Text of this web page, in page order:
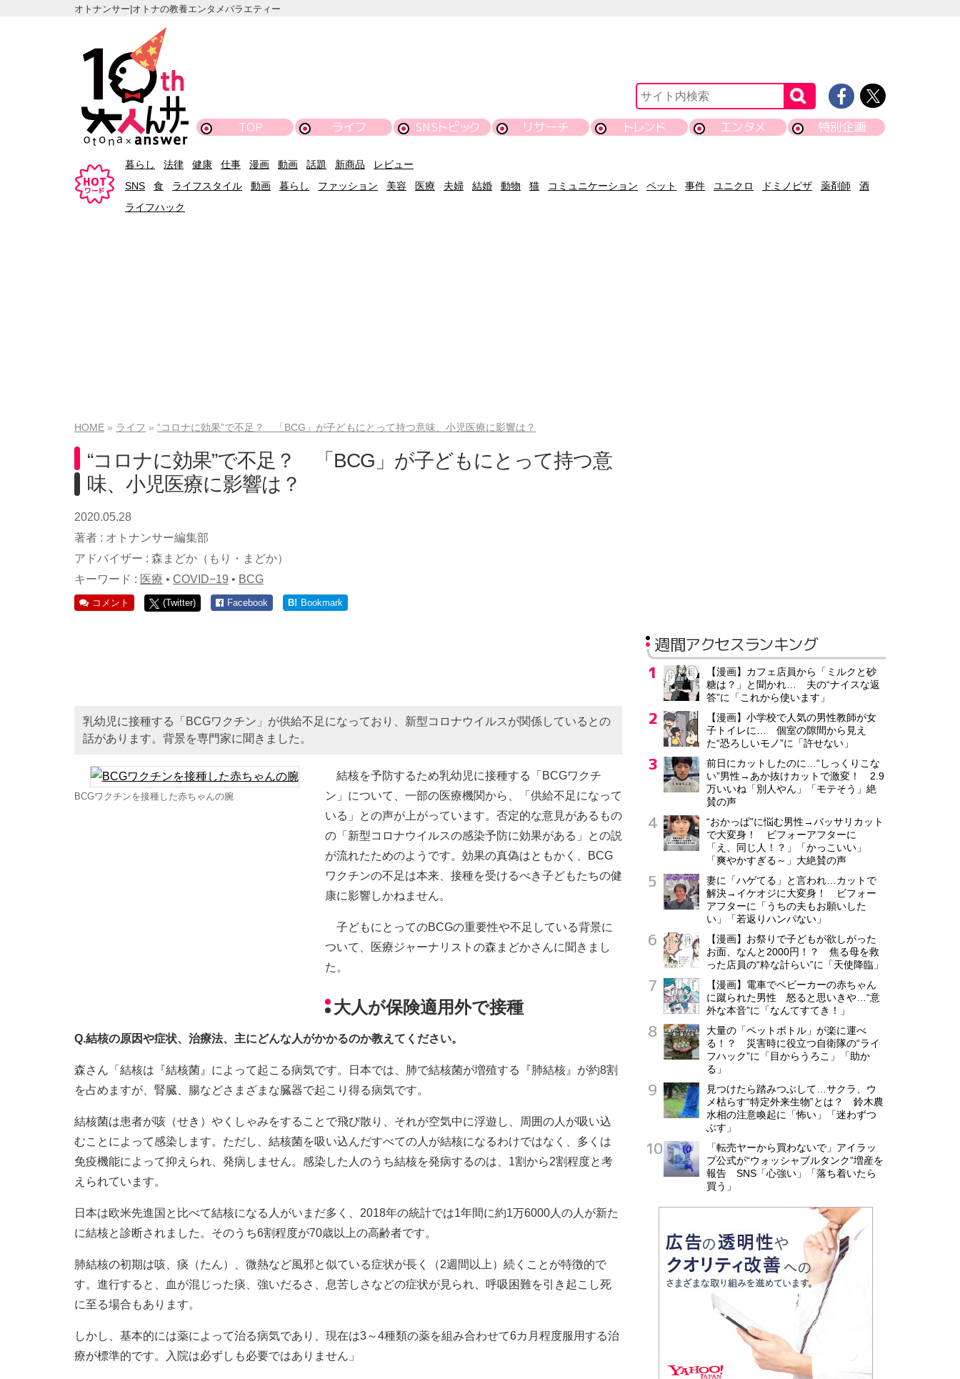
オトナンサー|オトナの教養エンタメバラエティー
TOP ライフ SNSトピック リサーチ トレンド エンタメ 特別企画
暮らし 法律 健康 仕事 漫画 動画 話題 新商品
レビュー
SNS
食 ライフスタイル 動画 暮らし ファッション 美容 医療 夫婦 結婚 動物 猫 コミュニケーション ペット 事件 ユニクロ ドミノピザ 薬剤師
酒
ライフハック
HOME ライフ “コロナに効果”で不足？ 「BCG」が子どもにとって持つ意味、小児医療に影響は？
“コロナに効果”で不足？ 「BCG」が子どもにとって持つ意
味、小児医療に影響は？
2020.05.28
著者 : オトナンサー編集部
アドバイザー : 森まどか（もり・まどか）
キーワード : 医療 • COVID−19 • BCG
コメント (Twitter) Facebook B! Bookmark
乳幼児に接種する「BCGワクチン」が供給不足になっており、新型コロナウイルスが関係しているとの
話があります。背景を専門家に聞きました。
BCGワクチンを接種した赤ちゃんの腕
結核を予防するため乳幼児に接種する「BCGワクチ
ン」について、一部の医療機関から、「供給不足になって
いる」との声が上がっています。否定的な意見があるもの
の「新型コロナウイルスの感染予防に効果がある」との説
が流れたためのようです。効果の真偽はともかく、BCG
ワクチンの不足は本来、接種を受けるべき子どもたちの健
康に影響しかねません。
子どもにとってのBCGの重要性や不足している背景に
ついて、医療ジャーナリストの森まどかさんに聞きまし
た。
大人が保険適用外で接種
Q.結核の原因や症状、治療法、主にどんな人がかかるのか教えてください。
森さん「結核は『結核菌』によって起こる病気です。日本では、肺で結核菌が増殖する『肺結核』が約8割
を占めますが、腎臓、腸などさまざまな臓器で起こり得る病気です。
結核菌は患者が咳（せき）やくしゃみをすることで飛び散り、それが空気中に浮遊し、周囲の人が吸い込
むことによって感染します。ただし、結核菌を吸い込んだすべての人が結核になるわけではなく、多くは
免疫機能によって抑えられ、発病しません。感染した人のうち結核を発病するのは、1割から2割程度と考
えられています。
日本は欧米先進国と比べて結核になる人がいまだ多く、2018年の統計では1年間に約1万6000人の人が新た
に結核と診断されました。そのうち6割程度が70歳以上の高齢者です。
肺結核の初期は咳、痰（たん）、微熱など風邪と似ている症状が長く（2週間以上）続くことが特徴的で
す。進行すると、血が混じった痰、強いだるさ、息苦しさなどの症状が見られ、呼吸困難を引き起こし死
に至る場合もあります。
しかし、基本的には薬によって治る病気であり、現在は3～4種類の薬を組み合わせて6カ月程度服用する治
療が標準的です。入院は必ずしも必要ではありません」
週間アクセスランキング
【漫画】カフェ店員から「ミルクと砂
糖は？」と聞かれ… 夫の“ナイスな返
答”に「これから使います」
【漫画】小学校で人気の男性教師が女
子トイレに… 個室の隙間から見え
た“恐ろしいモノ”に「許せない」
前日にカットしたのに…“しっくりこな
い”男性→あか抜けカットで激変！ 2.9
万いいね「別人やん」「モテそう」絶
賛の声
“おかっぱ”に悩む男性→バッサリカット
で大変身！ ビフォーアフターに
「え、同じ人！？」「かっこいい」
「爽やかすぎる～」大絶賛の声
妻に「ハゲてる」と言われ…カットで
解決→イケオジに大変身！ ビフォー
アフターに「うちの夫もお願いした
い」「若返りハンパない」
【漫画】お祭りで子どもが欲しがった
お面、なんと2000円！？ 焦る母を救
った店員の“粋な計らい”に「天使降臨」
【漫画】電車でベビーカーの赤ちゃん
に蹴られた男性 怒ると思いきや…“意
外な本音”に「なんてすてき！」
大量の「ペットボトル」が楽に運べ
る！？ 災害時に役立つ自衛隊の“ライ
フハック”に「目からうろこ」「助か
る」
見つけたら踏みつぶして…サクラ、ウ
メ枯らす“特定外来生物”とは？ 鈴木農
水相の注意喚起に「怖い」「迷わずつ
ぶす」
「転売ヤーから買わないで」アイラッ
プ公式が“ウォッシャブルタンク”増産を
報告 SNS「心強い」「落ち着いたら
買う」